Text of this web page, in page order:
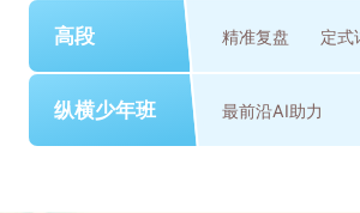
高段 精准复盘 定式
纵横少年班 最前沿AI助力